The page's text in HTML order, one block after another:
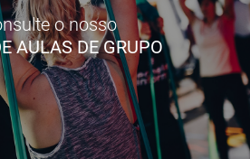
o nosso
AULAS DE GRUPO